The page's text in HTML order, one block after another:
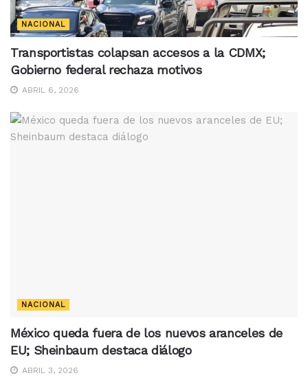
NACIONAL
Transportistas colapsan accesos a la CDMX;
Gobierno federal rechaza motivos
ABRIL 6, 2026
NACIONAL
México queda fuera de los nuevos aranceles de
EU; Sheinbaum destaca diálogo
ABRIL 3, 2026